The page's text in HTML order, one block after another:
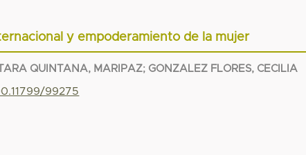
y empoderamiento de la mujer
QUINTANA, MARIPAZ; GONZALEZ FLORES, CECILIA
99275